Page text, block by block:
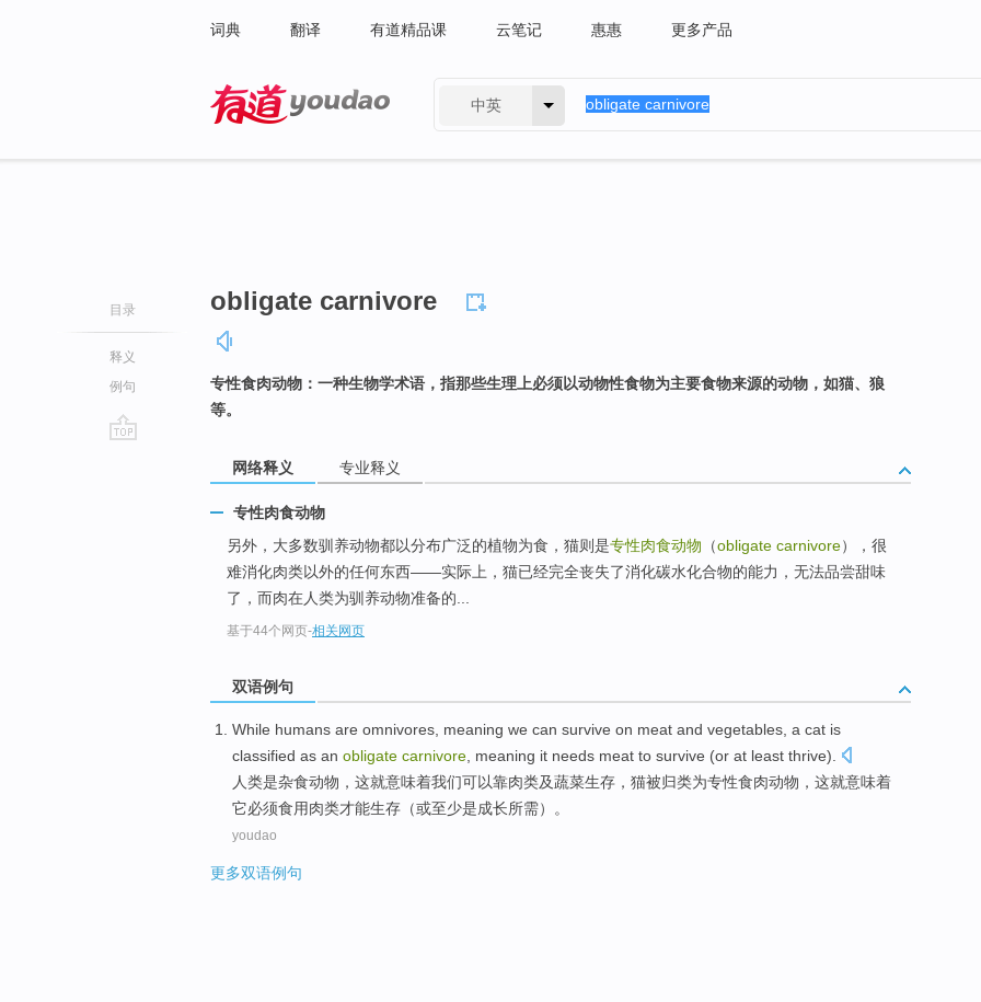
词典 翻译 有道精品课 云笔记 惠惠 更多产品
中英
目录
释义
例句
obligate carnivore
专性食肉动物：一种生物学术语，指那些生理上必须以动物性食物为主要食物来源的动物，如猫、狼
等。
网络释义 专业释义
专性肉食动物
另外，大多数驯养动物都以分布广泛的植物为食，猫则是专性肉食动物 （obligate carnivore），很
难消化肉类以外的任何东西——实际上，猫已经完全丧失了消化碳水化合物的能力，无法品尝甜味
了，而肉在人类为驯养动物准备的...
基于44个网页-相关网页
双语例句
While humans are omnivores, meaning we can survive on meat and vegetables, a cat is
classified as an obligate carnivore, meaning it needs meat to survive (or at least thrive).
人类是杂食动物 ，这就意味着我们可以靠肉类及蔬菜生存 ， 猫被归类为专性食肉动物，这就意味着
它必须食用肉类才能生存（或至少是成长所需）。
youdao
更多双语例句